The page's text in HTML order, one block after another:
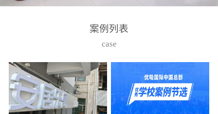
高技能的团队。汇聚了众
取得了多项产品技术专利
和多项国家版权局著作
权，获得高新技术企业称
号。生产优势自主生产自
案例列表
case